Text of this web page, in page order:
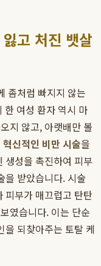
고 처진 뱃살
좀처럼 빠지지 않는
한 여성 환자 역시 마
지 않고, 아랫배만 볼
혁신적인 비만 시술을
생성을 촉진하여 피부
을 받았습니다. 시술
피부가 매끄럽고 탄탄
였습니다. 이는 단순
을 되찾아주는 토탈 케